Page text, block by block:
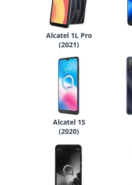
Alcatel 1L Pro
(2021)
Alcatel 1S
(2020)